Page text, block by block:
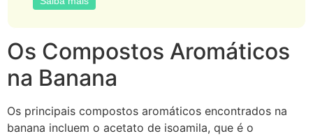
Os Compostos Aromáticos
na Banana
Os principais compostos aromáticos encontrados na
banana incluem o acetato de isoamila, que é o